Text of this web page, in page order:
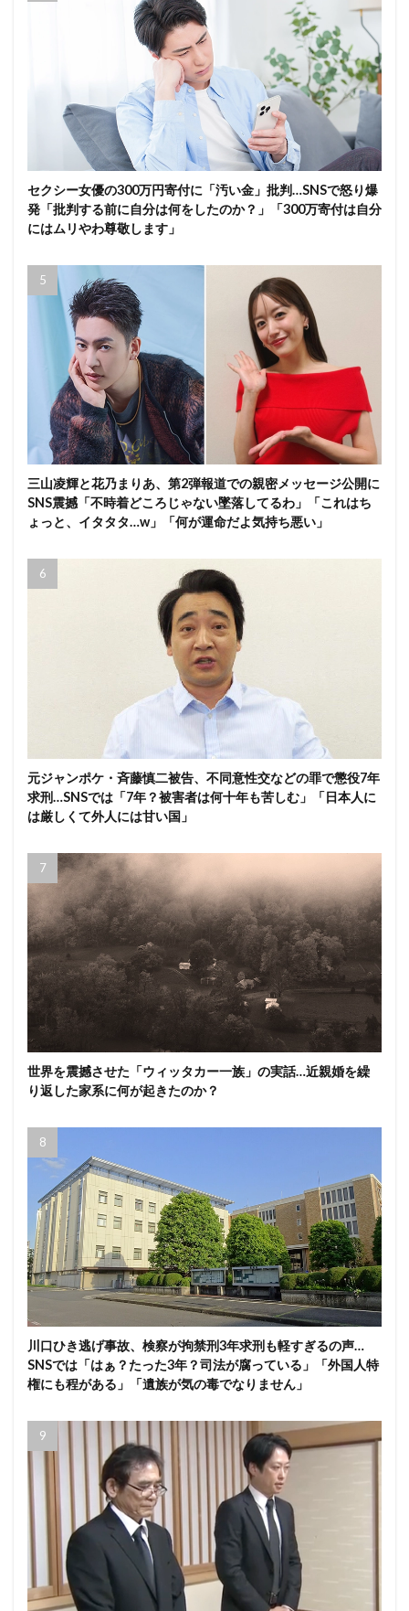
セクシー女優の300万円寄付に「汚い金」批判…SNSで怒り爆
発「批判する前に自分は何をしたのか？」「300万寄付は自分
にはムリやわ尊敬します」
三山凌輝と花乃まりあ、第2弾報道での親密メッセージ公開に
SNS震撼「不時着どころじゃない墜落してるわ」「これはち
ょっと、イタタタ…w」「何が運命だよ気持ち悪い」
元ジャンポケ・斉藤慎二被告、不同意性交などの罪で懲役7年
求刑…SNSでは「7年？被害者は何十年も苦しむ」「日本人に
は厳しくて外人には甘い国」
世界を震撼させた「ウィッタカー一族」の実話…近親婚を繰
り返した家系に何が起きたのか？
川口ひき逃げ事故、検察が拘禁刑3年求刑も軽すぎるの声…
SNSでは「はぁ？たった3年？司法が腐っている」「外国人特
権にも程がある」「遺族が気の毒でなりません」